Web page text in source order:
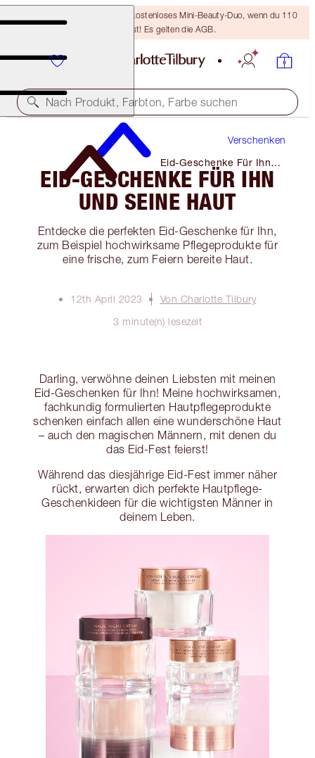
LETZTE CHANCE! Erhalte ein kostenloses Mini-Beauty-Duo, wenn du 110
€ ausgibst! Es gelten die AGB.
Nach Produkt, Farbton, Farbe suchen
Verschenken
Eid-Geschenke Für Ihn
Und Seine Haut
EID-GESCHENKE FÜR IHN
UND SEINE HAUT
Entdecke die perfekten Eid-Geschenke für Ihn,
zum Beispiel hochwirksame Pflegeprodukte für
eine frische, zum Feiern bereite Haut.
12th April 2023
Von Charlotte Tilbury
3 minute(n) lesezeit
Darling, verwöhne deinen Liebsten mit meinen
Eid-Geschenken für Ihn! Meine hochwirksamen,
fachkundig formulierten Hautpflegeprodukte
schenken einfach allen eine wunderschöne Haut
– auch den magischen Männern, mit denen du
das Eid-Fest feierst!
Während das diesjährige Eid-Fest immer näher
rückt, erwarten dich perfekte Hautpflege-
Geschenkideen für die wichtigsten Männer in
deinem Leben.